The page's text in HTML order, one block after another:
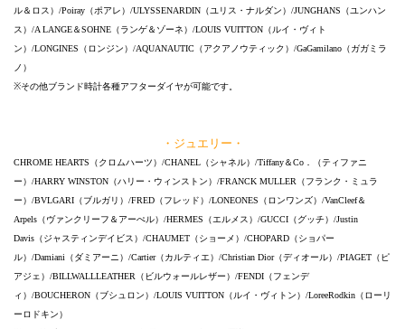
ル＆ロス）/Poiray（ポアレ）/ULYSSENARDIN（ユリス・ナルダン）/JUNGHANS（ユンハン
ス）/A LANGE＆SOHNE（ランゲ＆ゾーネ）/LOUIS VUITTON（ルイ・ヴィト
ン）/LONGINES（ロンジン）/AQUANAUTIC（アクアノウティック）/GaGamilano（ガガミラ
ノ）
※その他ブランド時計各種アフターダイヤが可能です。
・ジュエリー・
CHROME HEARTS（クロムハーツ）/CHANEL（シャネル）/Tiffany＆Co．（ティファニ
ー）/HARRY WINSTON（ハリー・ウィンストン）/FRANCK MULLER（フランク・ミュラ
ー）/BVLGARI（ブルガリ）/FRED（フレッド）/LONEONES（ロンワンズ）/VanCleef＆
Arpels（ヴァンクリーフ＆アーぺル）/HERMES（エルメス）/GUCCI（グッチ）/Justin
Davis（ジャスティンデイビス）/CHAUMET（ショーメ）/CHOPARD（ショパー
ル）/Damiani（ダミアーニ）/Cartier（カルティエ）/Christian Dior（ディオール）/PIAGET（ピ
アジェ）/BILLWALLLEATHER（ビルウォールレザー）/FENDI（フェンデ
ィ）/BOUCHERON（ブシュロン）/LOUIS VUITTON（ルイ・ヴィトン）/LoreeRodkin（ローリ
ーロドキン）